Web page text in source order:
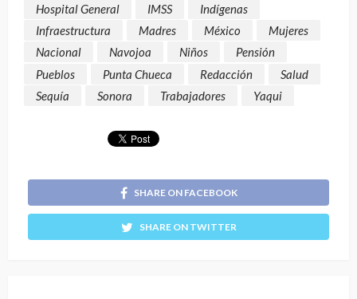
Hospital General
IMSS
Indígenas
Infraestructura
Madres México
Mujeres
Nacional
Navojoa Niños
Pensión
Pueblos
Punta Chueca Redacción
Salud
Sequía
Sonora Trabajadores Yaqui
SHARE ON FACEBOOK
SHARE ON TWITTER